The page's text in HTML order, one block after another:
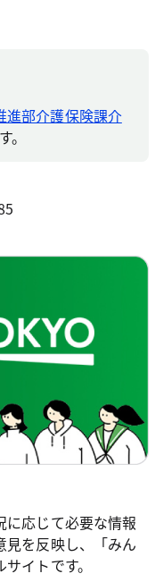
進部介護保険課介
。
に応じて必要な情報
見を反映し、「みん
イトです。